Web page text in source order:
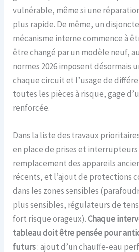
vulnérable, même si une
plus rapide. De même, un
mécanisme interne commence à
être changé par un modèle neuf,
normes 2026 imposent désormais
chaque circuit et l’usage de
toutes les pièces à risque, gage
renforcée.
Dans la liste des travaux
en place de prises et interrupteurs
remplacement des appareils
récents, et l’ajout de protections
dans les zones sensibles
plus sensibles, régulateurs de
fort risque orageux).Chaque
tableau doit être pensée pour
futurs: ajout d’un chauffe-eau